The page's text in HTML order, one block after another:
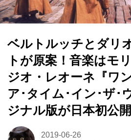
ベルトルッチとダリ
トが原案！音楽はモ
ジオ・レオーネ『ワ
ア･タイム･イン･ザ･
ジナル版が日本初公開
2019-06-26